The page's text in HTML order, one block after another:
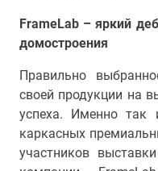
FrameLab – яркий
домостроения
Правильно
своей продукции на
успеха. Именно так
каркасных
участников